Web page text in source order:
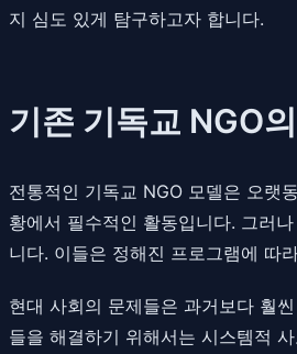
지 심도 있게 탐구하고자 합니다.
기존 기독교 NGO
전통적인 기독교 NGO 모델은 오랫
황에서 필수적인 활동입니다. 그러
니다. 이들은 정해진 프로그램에 따
현대 사회의 문제들은 과거보다 훨
들을 해결하기 위해서는 시스템적